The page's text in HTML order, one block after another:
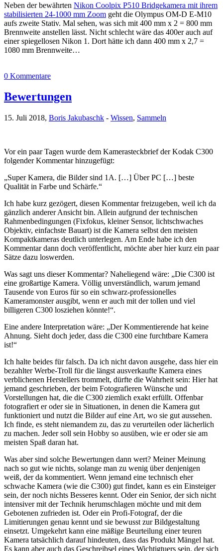
Neben der bewährten Nikon Coolpix P510 Bridgekamera mit ihrem
stabilisierten 24-1000 mm Zoom geht die Olympus OM-D E-M10
aufs zweite Stativ. Mal sehen, was sich mit 400 mm x 2 = 800 mm
Brennweite anstellen lässt. Nicht schlecht wäre das 400er auch auf
einer spiegellosen Nikon 1. Dort hätte ich dann 400 mm x 2,7 =
1080 mm Brennweite…
0 Kommentare
Bewertungen
15. Juli 2018, Boris Jakubaschk - Wissen, Sammeln
Vor ein paar Tagen wurde dem Kamerasteckbrief der Kodak C300
folgender Kommentar hinzugefügt:
„Super Kamera, die Bilder sind 1A. […] Über PC […] beste
Qualität in Farbe und Schärfe.“
Ich habe kurz gezögert, diesen Kommentar freizugeben, weil ich da
gänzlich anderer Ansicht bin. Allein aufgrund der technischen
Rahmenbedingungen (Fixfokus, kleiner Sensor, lichtschwaches
Objektiv, einfachste Bauart) ist die Kamera selbst den meisten
Kompaktkameras deutlich unterlegen. Am Ende habe ich den
Kommentar dann doch veröffentlicht, möchte aber hier kurz ein paar
Sätze dazu loswerden.
Was sagt uns dieser Kommentar? Naheliegend wäre: „Die C300 ist
eine großartige Kamera. Völlig unverständlich, warum jemand
Tausende von Euros für so ein schwarz-professionelles
Kameramonster ausgibt, wenn er auch mit der tollen und viel
billigeren C300 losziehen könnte!“.
Eine andere Interpretation wäre: „Der Kommentierende hat keine
Ahnung. Sieht doch jeder, dass die C300 eine furchtbare Kamera
ist!“
Ich halte beides für falsch. Da ich nicht davon ausgehe, dass hier ein
bezahlter Werbe-Troll für die längst ausverkaufte Kamera eines
verblichenen Herstellers trommelt, dürfte die Wahrheit sein: Hier hat
jemand geschrieben, der beim Fotografieren Wünsche und
Vorstellungen hat, die die C300 ziemlich exakt erfüllt. Offenbar
fotografiert er oder sie in Situationen, in denen die Kamera gut
funktioniert und nutzt die Bilder auf eine Art, wo sie gut aussehen.
Ich finde, es steht niemandem zu, das zu verurteilen oder lächerlich
zu machen. Jeder soll sein Hobby so ausüben, wie er oder sie am
meisten Spaß daran hat.
Was aber sind solche Bewertungen dann wert? Meiner Meinung
nach so gut wie nichts, solange man zu wenig über denjenigen
weiß, der da kommentiert. Wenn jemand eine technisch eher
schwache Kamera (wie die C300) gut findet, kann es ein Einsteiger
sein, der noch nichts Besseres kennt. Oder ein Senior, der sich nicht
intensiver mit der Technik herumschlagen möchte und mit dem
Gebotenen zufrieden ist. Oder ein Profi-Fotograf, der die
Limitierungen genau kennt und sie bewusst zur Bildgestaltung
einsetzt. Umgekehrt kann eine mäßige Beurteilung einer teuren
Kamera tatsächlich darauf hindeuten, dass das Produkt Mängel hat.
Es kann aber auch das Geschreibsel eines Wichtigtuers sein, der sich